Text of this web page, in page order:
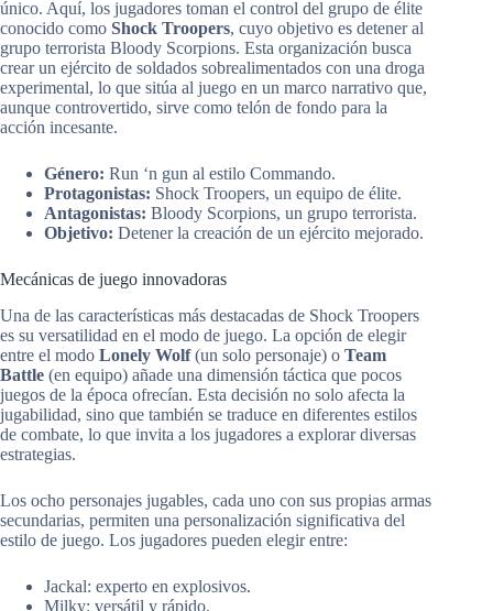
único. Aquí, los jugadores toman el control del grupo de élite
conocido como Shock Troopers, cuyo objetivo es detener al
grupo terrorista Bloody Scorpions. Esta organización busca
crear un ejército de soldados sobrealimentados con una droga
experimental, lo que sitúa al juego en un marco narrativo que,
aunque controvertido, sirve como telón de fondo para la
acción incesante.
Género: Run ‘n gun al estilo Commando.
Protagonistas: Shock Troopers, un equipo de élite.
Antagonistas: Bloody Scorpions, un grupo terrorista.
Objetivo: Detener la creación de un ejército mejorado.
Mecánicas de juego innovadoras
Una de las características más destacadas de Shock Troopers
es su versatilidad en el modo de juego. La opción de elegir
entre el modo Lonely Wolf(un solo personaje) o Team
Battle (en equipo) añade una dimensión táctica que pocos
juegos de la época ofrecían. Esta decisión no solo afecta la
jugabilidad, sino que también se traduce en diferentes estilos
de combate, lo que invita a los jugadores a explorar diversas
estrategias.
Los ocho personajes jugables, cada uno con sus propias armas
secundarias, permiten una personalización significativa del
estilo de juego. Los jugadores pueden elegir entre:
Jackal: experto en explosivos.
Milky: versátil y rápido.